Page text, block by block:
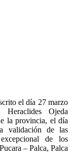
el día 27 marzo
Ojeda
la provincia, el día
validación de las
de los
– Palca, Palca